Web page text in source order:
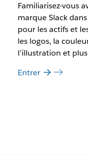
Familiarisez-vous
marque Slack
pour les actifs et
les logos, la
l’illustration et
Entrer